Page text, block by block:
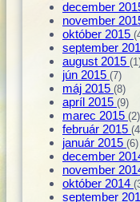
december
november
október 2015
september
august 2015
jún 2015 (7)
máj 2015 (8)
apríl 2015 (9)
marec 2015 (2)
február 2015
január 2015 (6)
december
november
október 2014
september